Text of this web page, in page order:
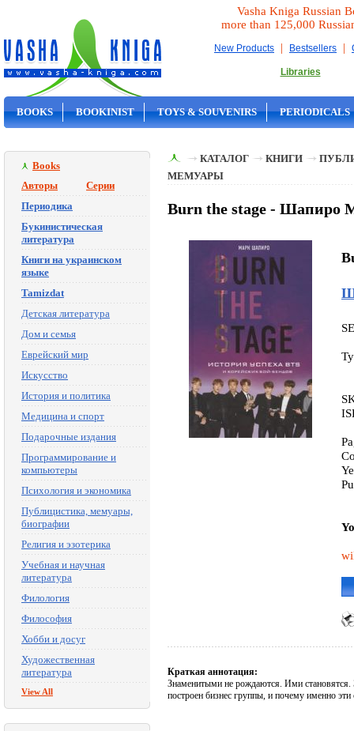
Vasha Kniga Russian
more than 125,000
New Products | Bestsellers |
Libraries
BOOKS BOOKINIST TOYS & SOUVENIRS PERIODICALS
Books
Авторы
Серии
Периодика
Букинистическая
литература
Книги на украинском
языке
Tamizdat
Детская литература
Дом и семья
Еврейский мир
Искусство
История и политика
Медицина и спорт
Подарочные издания
Программирование и
компьютеры
Психология и экономика
Публицистика, мемуары,
биографии
Религия и эзотерика
Учебная и научная
литература
Филология
Философия
Хобби и досуг
Художественная
литература
View All
КАТАЛОГ КНИГИ
МЕМУАРЫ
Burn the stage - Шапиро
Краткая аннотация:
Знаменитыми не рождаются. Ими
построен бизнес группы, и почему именно